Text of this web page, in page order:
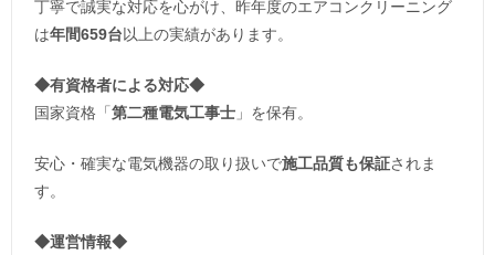
丁寧で誠実な対応を心がけ、昨年度のエアコンクリーニング
は年間659台以上の実績があります。
◆有資格者による対応◆
国家資格「 第二種電気工事士 」を保有。
安心・確実な電気機器の取り扱いで施工品質も保証されま
す。
◆運営情報◆